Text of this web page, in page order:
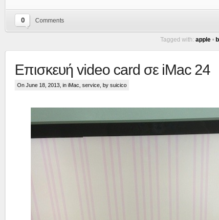
0 Comments
Tagged with: apple •
Επισκευή video card σε iMac 24
On June 18, 2013, in iMac service , by suicico